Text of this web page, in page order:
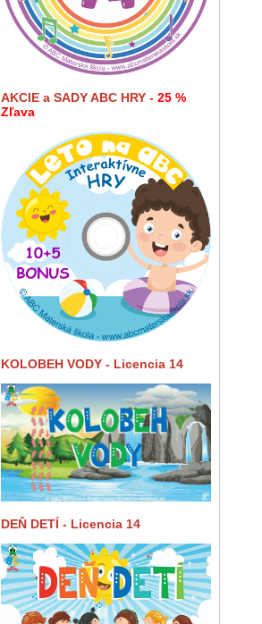
AKCIE a SADY ABC HRY - 25 %
Zľava
KOLOBEH VODY - Licencia 14
DEŇ DETÍ - Licencia 14